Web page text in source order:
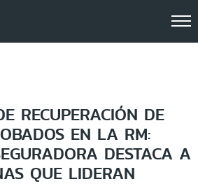
RECUPERACIÓN DE
EN LA RM:
DESTACA A
QUE LIDERAN